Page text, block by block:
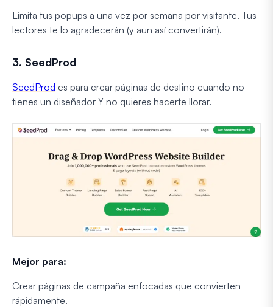
Limita tus popups a una vez por semana por visitante. Tus
lectores te lo agradecerán (y aun así convertirán).
3. SeedProd
SeedProd es para crear páginas de destino cuando no
tienes un diseñador Y no quieres hacerte llorar.
Mejor para:
Crear páginas de campaña enfocadas que convierten
rápidamente.